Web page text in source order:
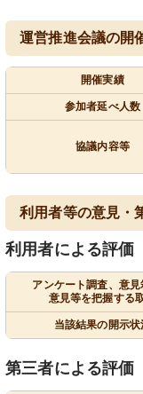
運営推進会議の開
開催実績
参加者延べ人数
協議内容等
利用者等の意見・
利用者による評価
アンケート調査、意見
意見等を把握する
当該結果の開示状
第三者による評価